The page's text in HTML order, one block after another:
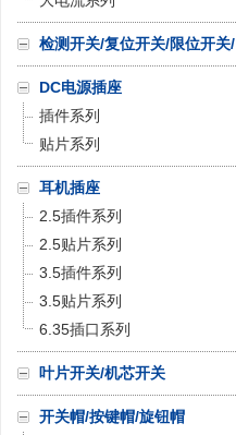
检测开关/复位开关/限位开关/
微动开关
DC电源插座
插件系列
贴片系列
耳机插座
2.5插件系列
2.5贴片系列
3.5插件系列
3.5贴片系列
6.35插口系列
叶片开关/机芯开关
开关帽/按键帽/旋钮帽